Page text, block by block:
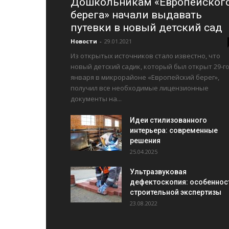
берега» начали выдавать
путевки в новый детский сад
Новости - 29.01.2021
Из открытых источников стало известно, что
новый детский садик, который был открыт 29-го
января в микрорайоне «Европейский берег»,
получил все необходимые лицензионные
документы на...
Идеи стилизованного
интерьера: современные
решения
25.04.2025
Ультразвуковая
дефектоскопия:
строительной экспертизы
23.08.2022